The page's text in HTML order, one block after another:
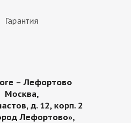
Гарантия
– Лефортово
Москва,
д. 12, корп. 2
Лефортово»,